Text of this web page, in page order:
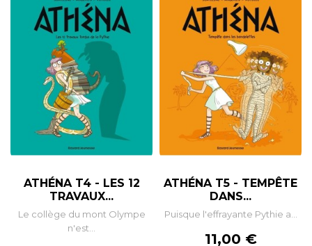
ATHÉNA T4 - LES 12
TRAVAUX...
Le collège du mont Olympe
n'est...
ATHÉNA T5 - TEMPÊTE
DANS...
Puisque l'effrayante Pythie a...
Prix
11,00 €